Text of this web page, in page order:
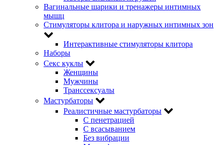
Вагинальные шарики и тренажеры интимных
мышц
Стимуляторы клитора и наружных интимных зон
Интерактивные стимуляторы клитора
Наборы
Секс куклы
Женщины
Мужчины
Транссексуалы
Мастурбаторы
Реалистичные мастурбаторы
С пенетрацией
С всасыванием
Без вибрации